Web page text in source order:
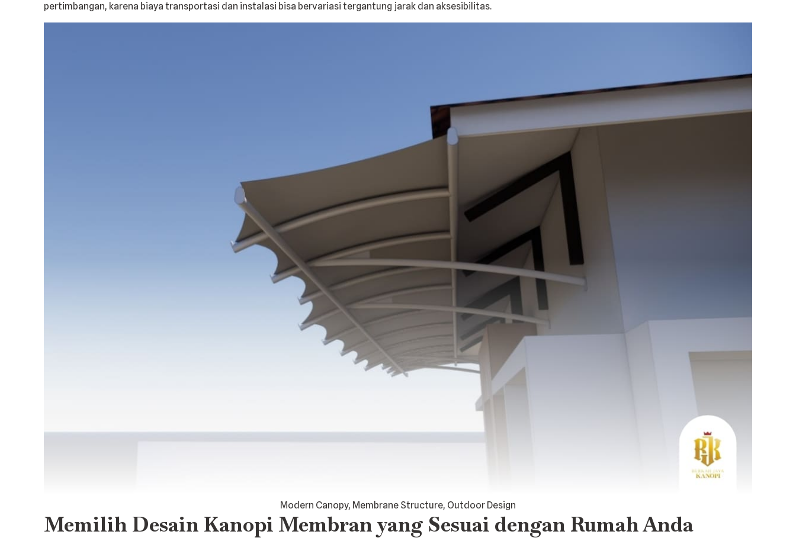
pertimbangan, karena biaya transportasi dan instalasi bisa bervariasi tergantung jarak dan aksesibilitas.
Modern Canopy, Membrane Structure, Outdoor Design
Memilih Desain Kanopi Membran yang Sesuai dengan Rumah Anda